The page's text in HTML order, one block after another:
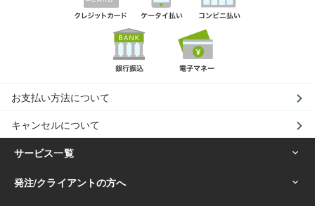
お支払い方法について
キャンセルについて